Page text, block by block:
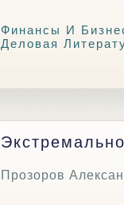
Финансы И
Деловая
Прозоров